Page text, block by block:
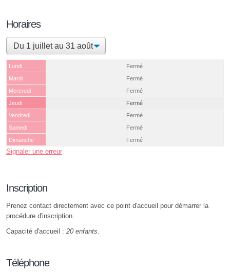
Horaires
Lundi
Fermé
Mardi
Fermé
Mercredi
Fermé
Jeudi
Fermé
Vendredi
Fermé
Samedi
Fermé
Dimanche
Fermé
Signaler une erreur
Inscription
Prenez contact directement avec ce point d'accueil pour démarrer la
procédure d'inscription.
Capacité d'accueil : 20 enfants
Téléphone